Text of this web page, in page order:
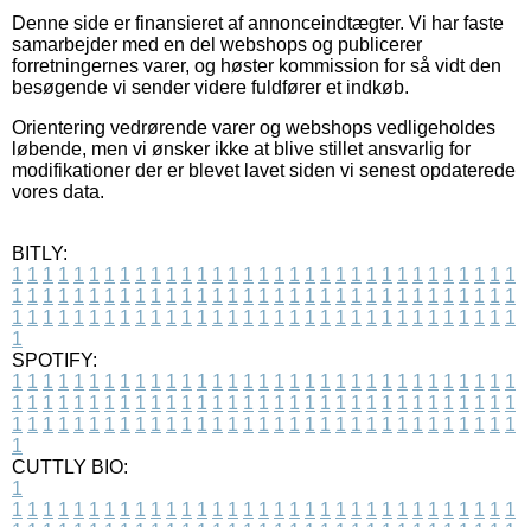
Denne side er finansieret af annonceindtægter. Vi har faste
samarbejder med en del webshops og publicerer
forretningernes varer, og høster kommission for så vidt den
besøgende vi sender videre fuldfører et indkøb.
Orientering vedrørende varer og webshops vedligeholdes
løbende, men vi ønsker ikke at blive stillet ansvarlig for
modifikationer der er blevet lavet siden vi senest opdaterede
vores data.
BITLY:
1 1 1 1 1 1 1 1 1 1 1 1 1 1 1 1 1 1 1 1 1 1 1 1 1 1 1 1 1 1 1 1 1
1 1 1 1 1 1 1 1 1 1 1 1 1 1 1 1 1 1 1 1 1 1 1 1 1 1 1 1 1 1 1 1 1
1 1 1 1 1 1 1 1 1 1 1 1 1 1 1 1 1 1 1 1 1 1 1 1 1 1 1 1 1 1 1 1 1
1
SPOTIFY:
1 1 1 1 1 1 1 1 1 1 1 1 1 1 1 1 1 1 1 1 1 1 1 1 1 1 1 1 1 1 1 1 1
1 1 1 1 1 1 1 1 1 1 1 1 1 1 1 1 1 1 1 1 1 1 1 1 1 1 1 1 1 1 1 1 1
1 1 1 1 1 1 1 1 1 1 1 1 1 1 1 1 1 1 1 1 1 1 1 1 1 1 1 1 1 1 1 1 1
1
CUTTLY BIO:
1
1 1 1 1 1 1 1 1 1 1 1 1 1 1 1 1 1 1 1 1 1 1 1 1 1 1 1 1 1 1 1 1 1